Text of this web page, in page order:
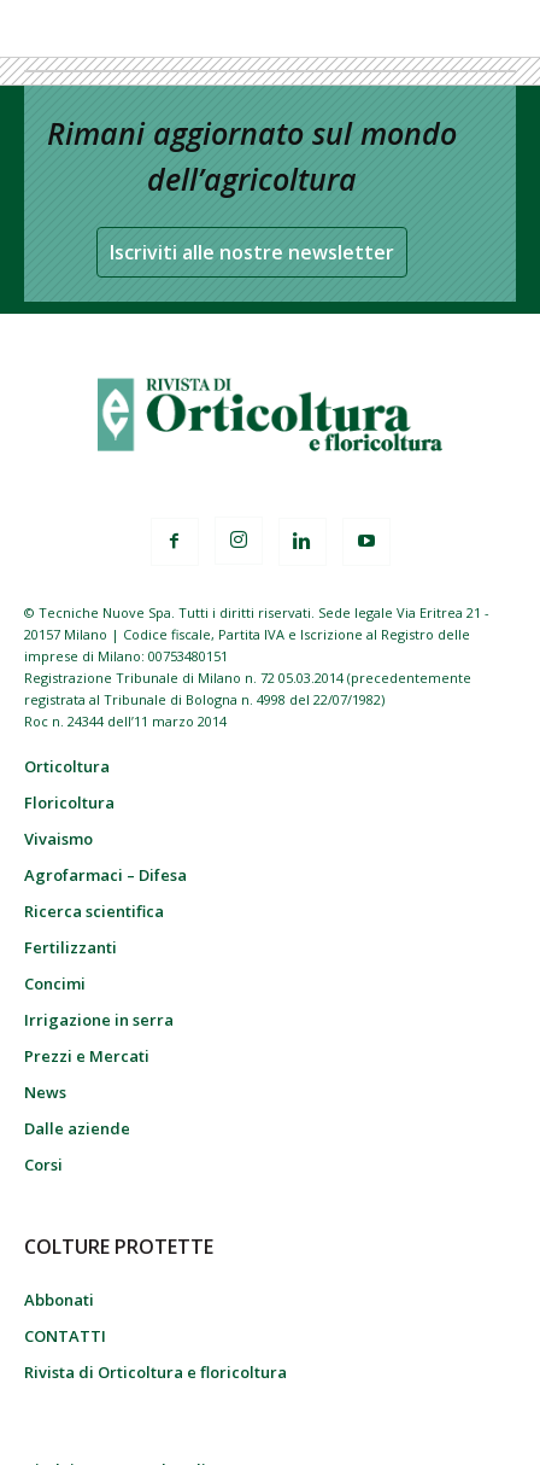
Rimani aggiornato sul mondo
dell’agricoltura
Iscriviti alle nostre newsletter
© Tecniche Nuove Spa. Tutti i diritti riservati. Sede legale Via Eritrea 21 -
20157 Milano | Codice fiscale, Partita IVA e Iscrizione al Registro delle
imprese di Milano: 00753480151
Registrazione Tribunale di Milano n. 72 05.03.2014 (precedentemente
registrata al Tribunale di Bologna n. 4998 del 22/07/1982)
Roc n. 24344 dell’11 marzo 2014
Orticoltura
Floricoltura
Vivaismo
Agrofarmaci – Difesa
Ricerca scientifica
Fertilizzanti
Concimi
Irrigazione in serra
Prezzi e Mercati
News
Dalle aziende
Corsi
COLTURE PROTETTE
Abbonati
CONTATTI
Rivista di Orticoltura e floricoltura